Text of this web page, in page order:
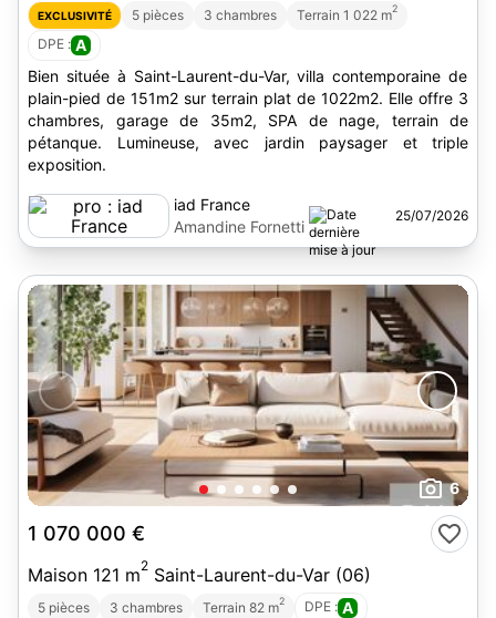
EXCLUSIVITÉ 5 pièces 3 chambres Terrain 1 022 m2
DPE : A
Bien située à Saint-Laurent-du-Var, villa contemporaine de
plain-pied de 151m2 sur terrain plat de 1022m2. Elle offre 3
chambres, garage de 35m2, SPA de nage, terrain de
pétanque. Lumineuse, avec jardin paysager et triple
exposition.
iad France
Amandine Fornetti
25/07/2026
6
1 070 000 €
Maison 121 m2 Saint-Laurent-du-Var (06)
5 pièces 3 chambres Terrain 82 m2 DPE : A